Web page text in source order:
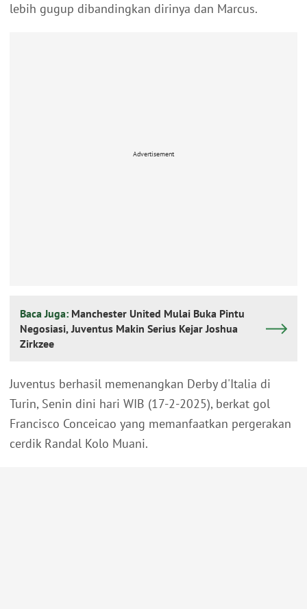
lebih gugup dibandingkan dirinya dan Marcus.
Advertisement
Baca Juga: Manchester United Mulai Buka Pintu
Negosiasi, Juventus Makin Serius Kejar Joshua
Zirkzee
Juventus berhasil memenangkan Derby d'Italia di
Turin, Senin dini hari WIB (17-2-2025), berkat gol
Francisco Conceicao yang memanfaatkan pergerakan
cerdik Randal Kolo Muani.